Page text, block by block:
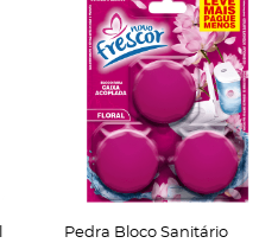
Pedra Bloco Sanitário